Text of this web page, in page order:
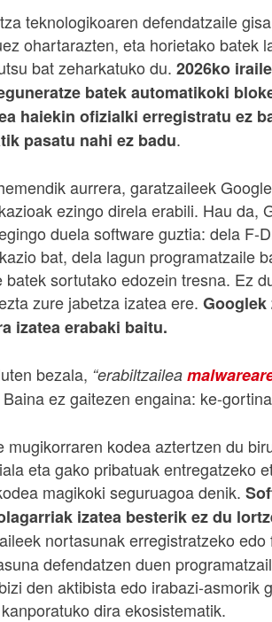
teknologikoaren defendatzaile
ohartarazten, eta horietako batek
bat zeharkatuko du. 2026ko
batek automatikoki
haiekin ofizialki erregistratu ez
pasatu nahi ez badu.
aurrera, garatzaileek
ezingo direla erabili. Hau da,
duela software guztia: dela F-
bat, dela lagun programatzaile
sortutako edozein tresna. Ez
zure jabetza izatea ere. Googlek
izatea erabaki baitu.
bezala, “erabiltzailea
ez gaitezen engaina: ke-
kodea aztertzen du
eta gako pribatuak entregatzeko
magikoki seguruagoa denik.
izatea besterik ez du
nortasunak erregistratzeko edo
defendatzen duen
den aktibista edo irabazi-asmorik
dira ekosistematik.